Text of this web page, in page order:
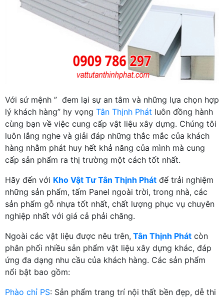
Với sứ mệnh ” đem lại sự an tâm và những lựa chọn hợp
lý khách hàng” hy vọng Tân Thịnh Phát luôn đồng hành
cùng bạn về việc cung cấp vật liệu xây dựng. Chúng tôi
luôn lắng nghe và giải đáp những thắc mắc của khách
hàng nhằm phát huy hết khả năng của mình mà cung
cấp sản phẩm ra thị trường một cách tốt nhất.
Hãy đến với Kho Vật Tư Tân Thịnh Phát để trải nghiệm
những sản phẩm, tấm Panel ngoài trời, trong nhà, các
sản phẩm gỗ nhựa tốt nhất, chất lượng phục vụ chuyên
nghiệp nhất với giá cả phải chăng.
Ngoài các vật liệu được nêu trên, Tân Thịnh Phát còn
phân phối nhiều sản phẩm vật liệu xây dựng khác, đáp
ứng đa dạng nhu cầu của khách hàng. Các sản phẩm
nổi bật bao gồm:
Phào chỉ PS: Sản phẩm trang trí nội thất bền đẹp, dễ thi